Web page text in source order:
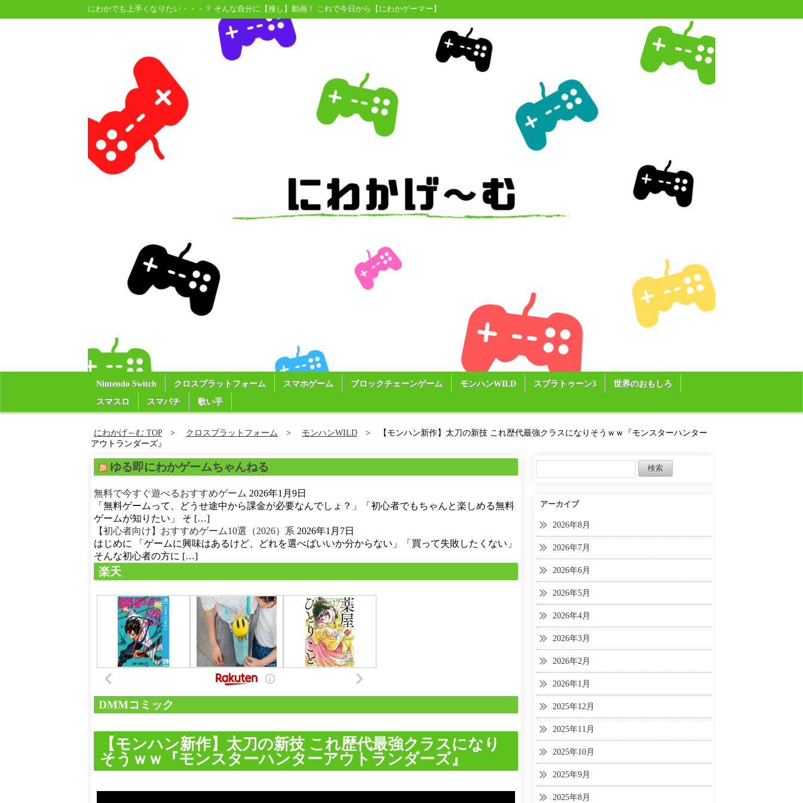
にわかでも上手くなりたい・・・？ そんな自分に【推し】動画！ これで今日から【にわかゲーマー】
Nintendo Switch クロスプラットフォーム スマホゲーム ブロックチェーンゲーム モンハンWILD スプラトゥーン3
世界のおもしろ
スマスロ
スマパチ 歌い手
にわかげ～む TOP クロスプラットフォーム モンハンWILD
【モンハン新作】太刀の新技 これ歴代最強クラスになりそうｗｗ『モンスターハンター
アウトランダーズ』
ゆる即にわかゲームちゃんねる
無料で今すぐ遊べるおすすめゲーム 2026年1月9日
「無料ゲームって、どうせ途中から課金が必要なんでしょ？」「初心者でもちゃんと楽しめる無料
ゲームが知りたい」 そ […]
【初心者向け】おすすめゲーム10選（2026）系 2026年1月7日
はじめに 「ゲームに興味はあるけど、どれを選べばいいか分からない」「買って失敗したくない」
そんな初心者の方に […]
楽天
DMMコミック
【モンハン新作】太刀の新技 これ歴代最強クラスになり
そうｗｗ『モンスターハンターアウトランダーズ』
アーカイブ
2026年8月
2026年7月
2026年6月
2026年5月
2026年4月
2026年3月
2026年2月
2026年1月
2025年12月
2025年11月
2025年10月
2025年9月
2025年8月